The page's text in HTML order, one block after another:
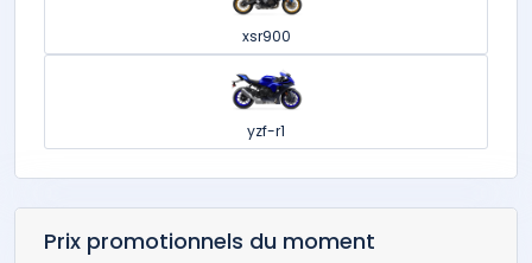
xsr900
yzf-r1
Prix promotionnels du moment